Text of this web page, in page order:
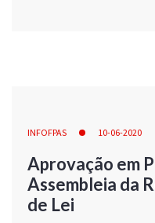
INFOFPAS 10-06-2020
Aprovação em
Assembleia da
de Lei